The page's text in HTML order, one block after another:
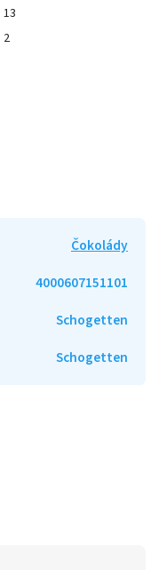
13
2
Čokolády
4000607151101
Schogetten
Schogetten